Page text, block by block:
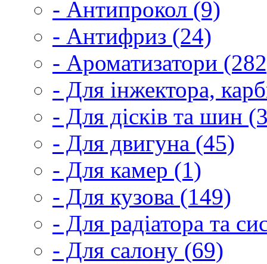
- Антипрокол (9)
- Антифриз (24)
- Ароматизатори
- Для інжектора,
- Для дісків та шин
- Для двигуна (45)
- Для камер (1)
- Для кузова (149)
- Для радіатора та
- Для салону (69)